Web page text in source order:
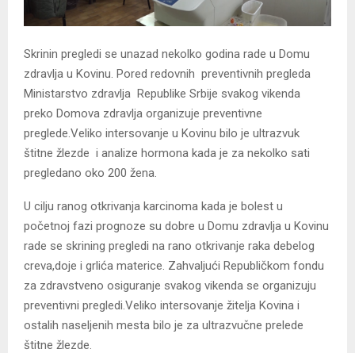
Skrinin pregledi se unazad nekolko godina rade u Domu
zdravlja u Kovinu. Pored redovnih preventivnih pregleda
Ministarstvo zdravlja Republike Srbije svakog vikenda
preko Domova zdravlja organizuje preventivne
preglede.Veliko intersovanje u Kovinu bilo je ultrazvuk
štitne žlezde i analize hormona kada je za nekolko sati
pregledano oko 200 žena.
U cilju ranog otkrivanja karcinoma kada je bolest u
početnoj fazi prognoze su dobre u Domu zdravlja u Kovinu
rade se skrining pregledi na rano otkrivanje raka debelog
creva,doje i grlića materice. Zahvaljući Republičkom fondu
za zdravstveno osiguranje svakog vikenda se organizuju
preventivni pregledi.Veliko intersovanje žitelja Kovina i
ostalih naseljenih mesta bilo je za ultrazvučne prelede
štitne žlezde.